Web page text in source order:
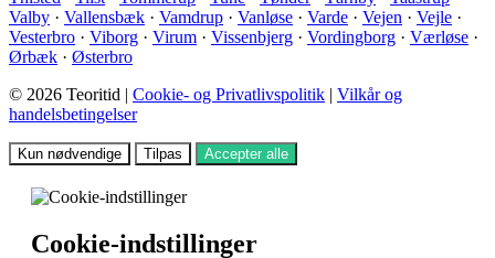
Valby · Vallensbæk · Vamdrup · Vanløse · Varde · Vejen · Vejle ·
Vesterbro · Viborg · Virum · Vissenbjerg · Vordingborg · Værløse ·
Ørbæk · Østerbro
© 2026 Teoritid | Cookie- og Privatlivspolitik | Vilkår og
handelsbetingelser
Kun nødvendige Tilpas Accepter alle
Cookie-indstillinger